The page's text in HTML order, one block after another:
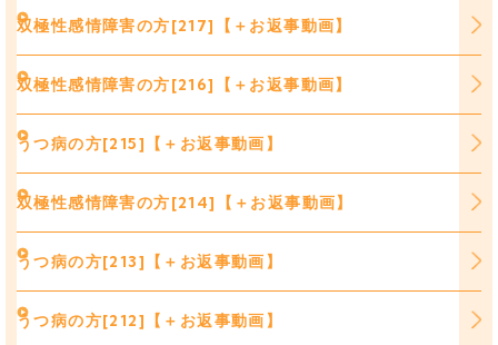
双極性感情障害の方[217]【＋お返事動画】
双極性感情障害の方[216]【＋お返事動画】
うつ病の方[215]【＋お返事動画】
双極性感情障害の方[214]【＋お返事動画】
うつ病の方[213]【＋お返事動画】
うつ病の方[212]【＋お返事動画】